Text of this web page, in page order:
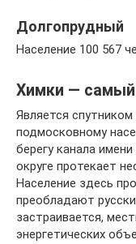
Долгопрудный
Население 100 567
Химки — самый
Является
подмосковному
берегу канала
округе протекает
Население здесь
преобладают
застраивается,
энергетических